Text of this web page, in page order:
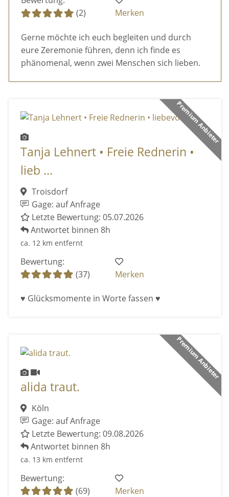
(2)
Merken
Gerne möchte ich euch begleiten und durch
eure Zeremonie führen, denn ich finde es
phänomenal, wenn zwei Menschen sich lieben.
Premium Anbieter
Tanja Lehnert • Freie Rednerin •
lieb ...
Troisdorf
Gage: auf Anfrage
Letzte Bewertung: 05.07.2026
Antwortet binnen 8h
ca. 12 km entfernt
Bewertung:
(37)
Merken
♥ Glücksmomente in Worte fassen ♥
Premium Anbieter
alida traut.
Köln
Gage: auf Anfrage
Letzte Bewertung: 09.08.2026
Antwortet binnen 8h
ca. 13 km entfernt
Bewertung:
(69)
Merken